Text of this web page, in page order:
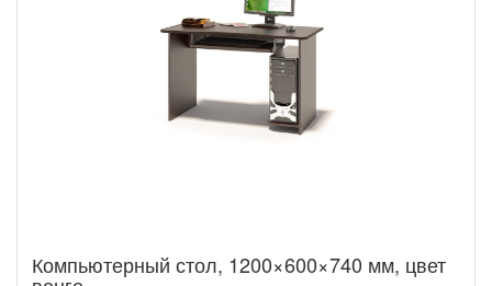
Компьютерный стол, 1200×600×740 мм, цвет